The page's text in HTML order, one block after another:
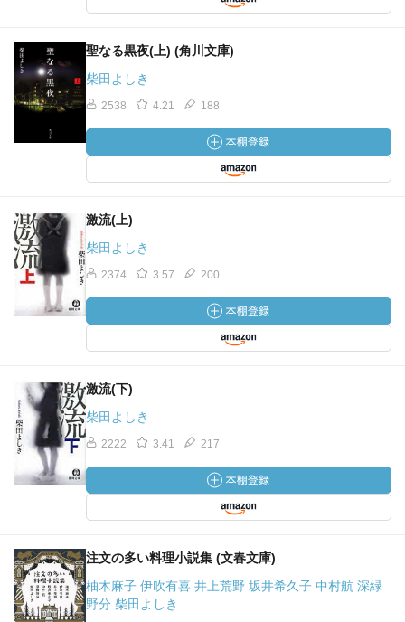
聖なる黒夜(上) (角川文庫)
柴田よしき
2538 4.21 188
激流(上)
柴田よしき
2374 3.57 200
激流(下)
柴田よしき
2222 3.41 217
注文の多い料理小説集 (文春文庫)
柚木麻子 伊吹有喜 井上荒野 坂井希久子 中村航 深緑
野分 柴田よしき